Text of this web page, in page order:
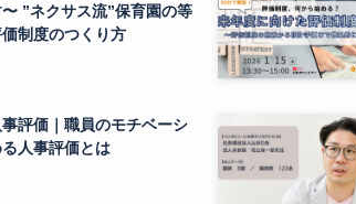
”ネクサス流”保育園の等
制度のつくり方
評価｜職員のモチベーシ
人事評価とは